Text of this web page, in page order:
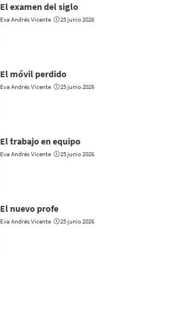
El examen del siglo
Eva Andrés Vicente 25 junio 2026
El móvil perdido
Eva Andrés Vicente 25 junio 2026
El trabajo en equipo
Eva Andrés Vicente 25 junio 2026
El nuevo profe
Eva Andrés Vicente 25 junio 2026